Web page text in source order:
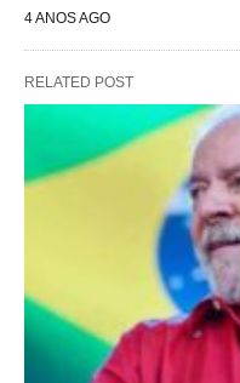
4 ANOS AGO
RELATED POST